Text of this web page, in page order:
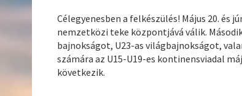
Célegyenesben a felkészülés! Május 20.
nemzetközi teke központjává válik.
bajnokságot, U23-as világbajnokságot,
számára az U15-U19-es kontinensviadal
következik.